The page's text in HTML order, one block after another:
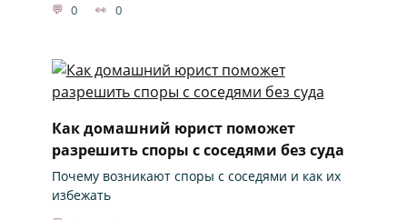
0 0
Как домашний юрист поможет
разрешить споры с соседями без суда
Почему возникают споры с соседями и как их
избежать